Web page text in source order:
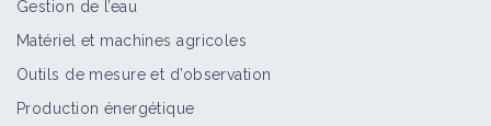
Gestion de l’eau
Matériel et machines agricoles
Outils de mesure et d’observation
Production énergétique